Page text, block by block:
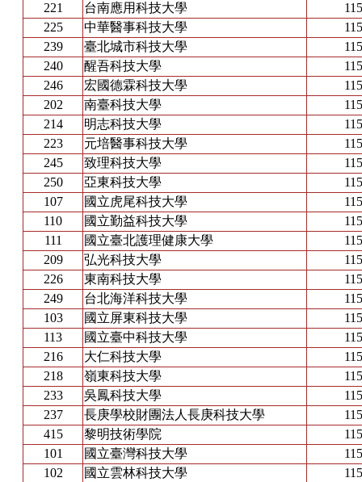
221
台南應用科技大學
225
中華醫事科技大學
239
臺北城市科技大學
240
醒吾科技大學
246
宏國德霖科技大學
202
南臺科技大學
214
明志科技大學
223
元培醫事科技大學
245
致理科技大學
250
亞東科技大學
107
國立虎尾科技大學
110
國立勤益科技大學
111
國立臺北護理健康大學
209
弘光科技大學
226
東南科技大學
249
台北海洋科技大學
103
國立屏東科技大學
113
國立臺中科技大學
216
大仁科技大學
218
嶺東科技大學
233
吳鳳科技大學
237
長庚學校財團法人長庚科技大學
415
黎明技術學院
101
國立臺灣科技大學
102
國立雲林科技大學